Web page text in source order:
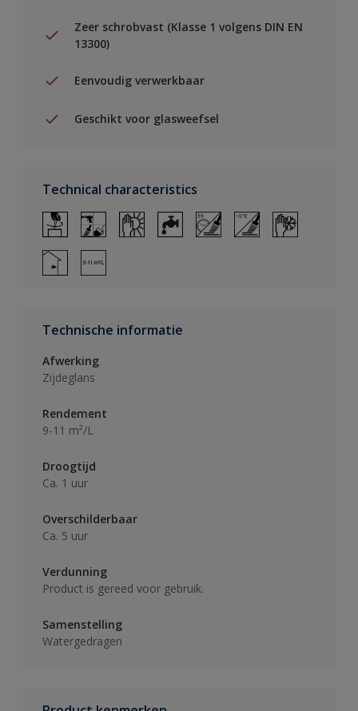
Zeer schrobvast (Klasse 1 volgens DIN EN
13300)
Eenvoudig verwerkbaar
Geschikt voor glasweefsel
Technical characteristics
Technische informatie
Afwerking
Zijdeglans
Rendement
9-11 m²/L
Droogtijd
Ca. 1 uur
Overschilderbaar
Ca. 5 uur
Verdunning
Product is gereed voor gebruik.
Samenstelling
Watergedragen